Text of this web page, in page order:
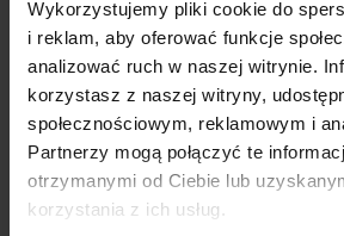
Wykorzystujemy pliki cookie do
i reklam, aby oferować funkcje
analizować ruch w naszej witrynie.
korzystasz z naszej witryny,
społecznościowym, reklamowym i
Partnerzy mogą połączyć te
otrzymanymi od Ciebie lub
korzystania z ich usług.
1 sypialnia
1 łazienka